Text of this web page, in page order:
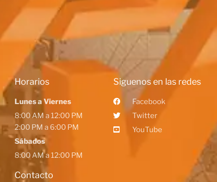
Horarios
Lunes a Viernes
8:00 AM a 12:00 PM
2:00 PM a 6:00 PM
Sábados
8:00 AM a 12:00 PM
Contacto
Siguenos en las redes
Facebook
Twitter
YouTube